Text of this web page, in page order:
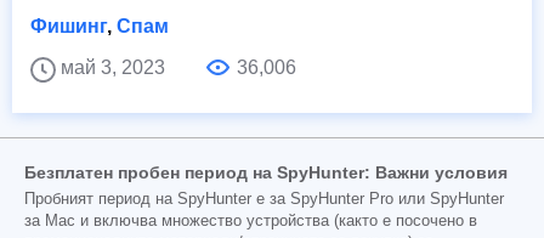
Фишинг, Спам
май 3, 2023
36,006
Безплатен пробен период на SpyHunter: Важни условия
Пробният период на SpyHunter е за SpyHunter Pro или SpyHunter
за Mac и включва множество устройства (както е посочено в